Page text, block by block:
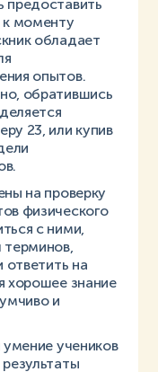
предоставить
к моменту
обладает
опытов.
обратившись
23, или купив
на проверку
физического
с ними,
ответить на
хорошее знание
и
учеников